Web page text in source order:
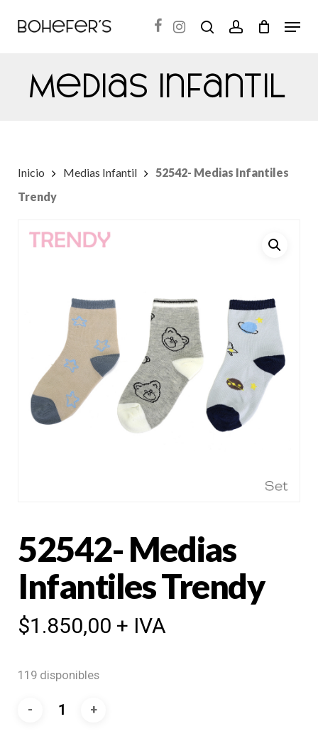
content
search accountMenu
Inicio Medias Infantil
52542- Medias Infantiles
Trendy
Medias Infantil
52542- Medias
Infantiles Trendy
$1.850,00 + IVA
119 disponibles